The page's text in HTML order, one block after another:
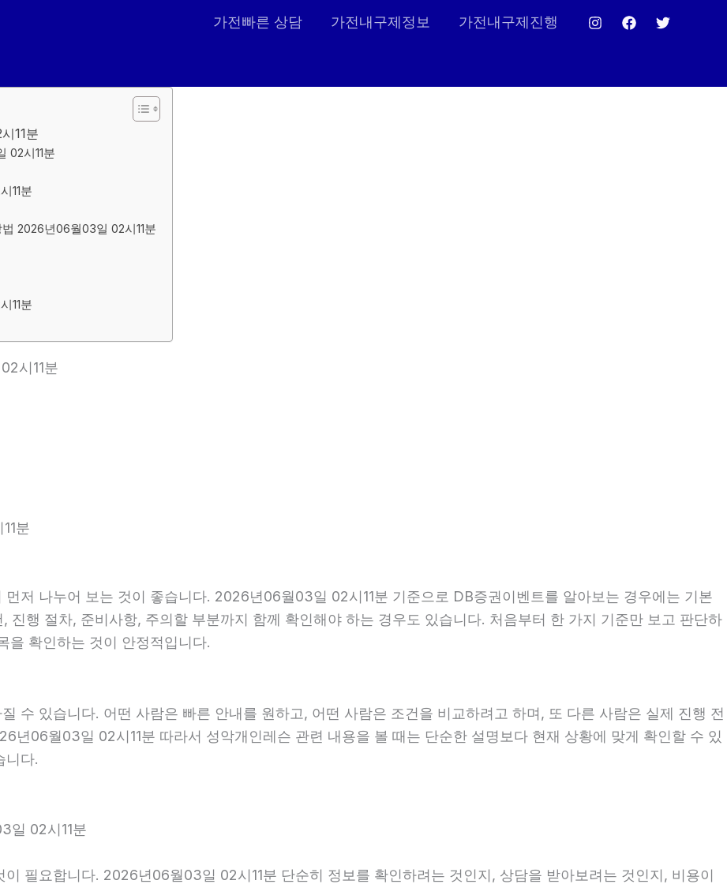
가전빠른 상담 가전내구제정보 가전내구제진행
11분
02시11분
11분
2026년06월03일 02시11분
11분
시11분
분
저 나누어 보는 것이 좋습니다. 2026년06월03일 02시11분 기준으로 DB증권이벤트를 알아보는 경우에는 기본
진행 절차, 준비사항, 주의할 부분까지 함께 확인해야 하는 경우도 있습니다. 처음부터 한 가지 기준만 보고 판단하
을 확인하는 것이 안정적입니다.
수 있습니다. 어떤 사람은 빠른 안내를 원하고, 어떤 사람은 조건을 비교하려고 하며, 또 다른 사람은 실제 진행 전
년06월03일 02시11분 따라서 성악개인레슨 관련 내용을 볼 때는 단순한 설명보다 현재 상황에 맞게 확인할 수 있
니다.
일 02시11분
필요합니다. 2026년06월03일 02시11분 단순히 정보를 확인하려는 것인지, 상담을 받아보려는 것인지, 비용이